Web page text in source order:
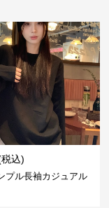
込)
プル長袖カジュアル